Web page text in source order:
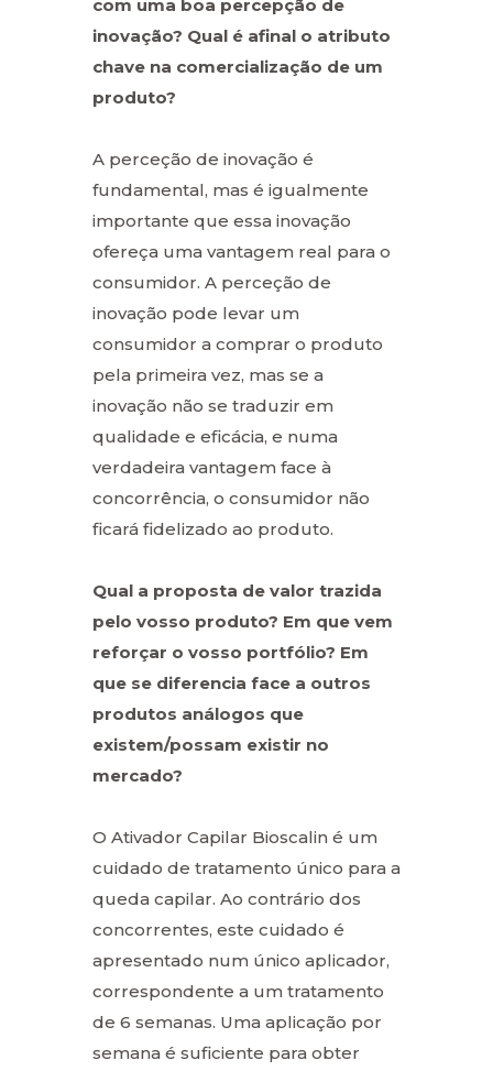
com uma boa percepção de
inovação? Qual é afinal o atributo
chave na comercialização de um
produto?
A perceção de inovação é
fundamental, mas é igualmente
importante que essa inovação
ofereça uma vantagem real para o
consumidor. A perceção de
inovação pode levar um
consumidor a comprar o produto
pela primeira vez, mas se a
inovação não se traduzir em
qualidade e eficácia, e numa
verdadeira vantagem face à
concorrência, o consumidor não
ficará fidelizado ao produto.
Qual a proposta de valor trazida
pelo vosso produto? Em que vem
reforçar o vosso portfólio? Em
que se diferencia face a outros
produtos análogos que
existem/possam existir no
mercado?
O Ativador Capilar Bioscalin é um
cuidado de tratamento único para a
queda capilar. Ao contrário dos
concorrentes, este cuidado é
apresentado num único aplicador,
correspondente a um tratamento
de 6 semanas. Uma aplicação por
semana é suficiente para obter